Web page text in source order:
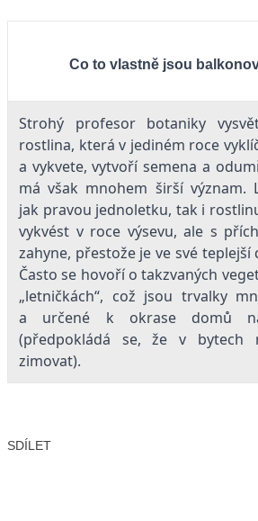
Co to vlastně jsou
Strohý profesor botaniky
rostlina, která v jediném roce
a vykvete, vytvoří semena a
má však mnohem širší význam.
jak pravou jednoletku, tak i
vykvést v roce výsevu, ale s
zahyne, přestože je ve své teplejší
Často se hovoří o takzvaných
„letničkách“, což jsou trvalky
a určené k okrase domů
(předpokládá se, že v bytech
zimovat).
SDÍLET